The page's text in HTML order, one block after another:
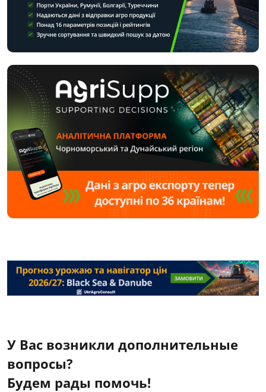
У Вас возникли дополнительные
вопросы?
Будем рады помочь!